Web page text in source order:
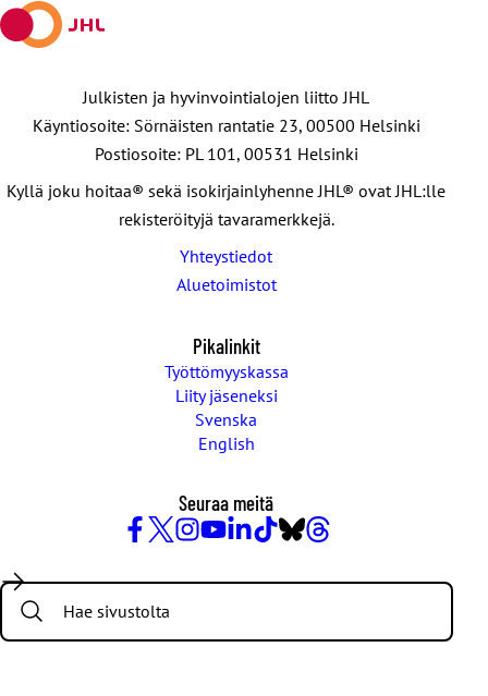
Julkisten ja hyvinvointialojen liitto JHL
Käyntiosoite: Sörnäisten rantatie 23, 00500 Helsinki
Postiosoite: PL 101, 00531 Helsinki
Kyllä joku hoitaa® sekä isokirjainlyhenne JHL® ovat JHL:lle
rekisteröityjä tavaramerkkejä.
Yhteystiedot
Aluetoimistot
Pikalinkit
Työttömyyskassa
Liity jäseneksi
Svenska
English
Seuraa meitä
/
Twitter
Search: